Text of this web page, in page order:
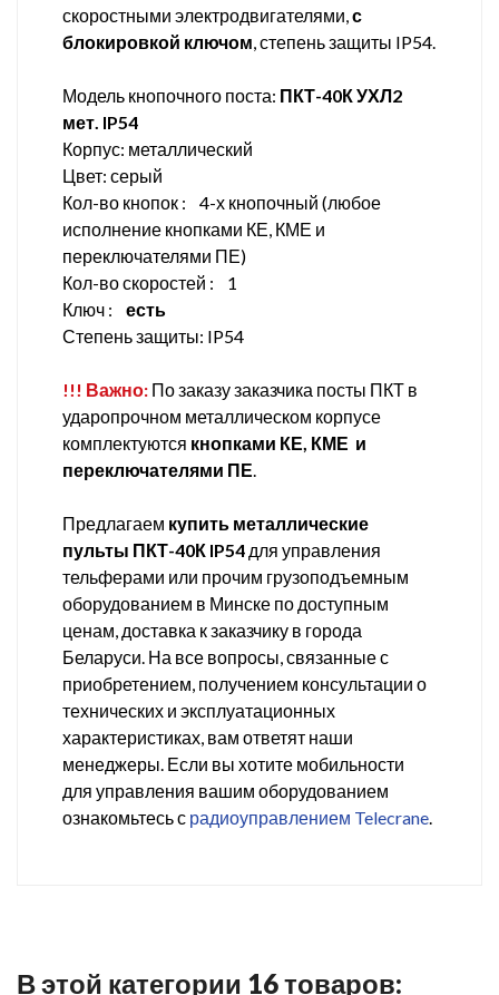
скоростными электродвигателями, с
блокировкой ключом , степень защиты IP54.
Модель кнопочного поста: ПКТ-40К УХЛ2
мет. IP54
Корпус: металлический
Цвет: серый
Кол-во кнопок : 4-х кнопочный (любое
исполнение кнопками КЕ, КМЕ и
переключателями ПЕ)
Кол-во скоростей : 1
Ключ : есть
Степень защиты: IP54
!!! Важно: По заказу заказчика посты ПКТ в
ударопрочном металлическом корпусе
комплектуются кнопками КЕ, КМЕ и
переключателями ПЕ
Предлагаем купить металлические
пульты ПКТ-40К IP54 для управления
тельферами или прочим грузоподъемным
оборудованием в Минске по доступным
ценам, доставка к заказчику в города
Беларуси. На все вопросы, связанные с
приобретением, получением консультации о
технических и эксплуатационных
характеристиках, вам ответят наши
менеджеры. Если вы хотите мобильности
для управления вашим оборудованием
ознакомьтесь с радиоуправлением Telecrane
В этой категории 16 товаров: